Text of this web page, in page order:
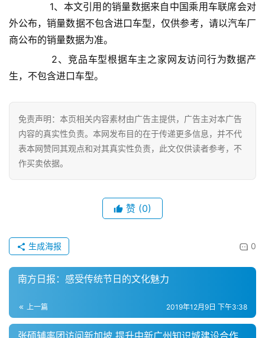
女
性
尚
康
资
讯
关
联
系
我
1、本文引用的销量数据来自中国乘用车联席会对
外公布，销量数据不包含进口车型，仅供参考，请以汽车厂
商公布的销量数据为准。
2、竞品车型根据车主之家网友访问行为数据产
生，不包含进口车型。
免责声明：本页相关内容素材由广告主提供，广告主对本广告
内容的真实性负责。本网发布目的在于传递更多信息，并不代
表本网赞同其观点和对其真实性负责，此文仅供读者参考，不
作买卖依据。
赞 (0)
0
生成海报
南方日报：感受传统节日的文化魅力
上一篇 2019年12月9日 下午3:38